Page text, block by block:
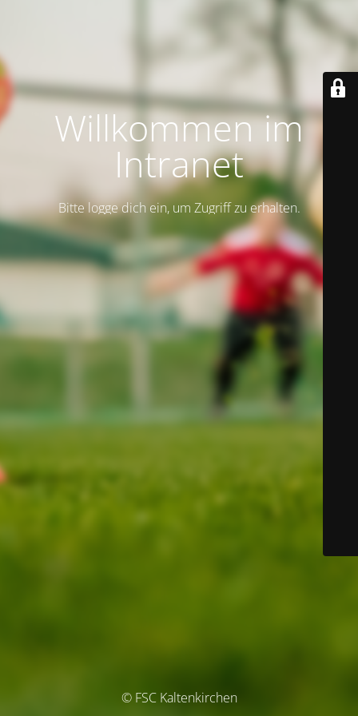
Willkommen im
Intranet
Bitte logge dich ein, um Zugriff zu erhalten.
© FSC Kaltenkirchen